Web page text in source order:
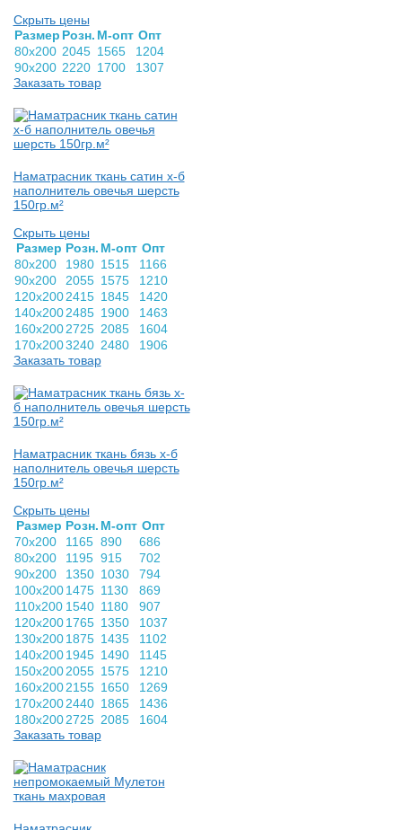
Скрыть цены
Раз­мер Розн. М-опт Опт
80х200 2045 1565
1204
90х200 2220 1700
1307
Заказать товар
Наматрасник ткань сатин х-б
наполнитель овечья шерсть
150гр.м²
Скрыть цены
Раз­мер Розн. М-опт Опт
80х200
1980 1515
1166
90х200
2055 1575
1210
120х200 2415 1845
1420
140х200 2485 1900
1463
160х200 2725 2085
1604
170х2003240 2480
1906
Заказать товар
Наматрасник ткань бязь х-б
наполнитель овечья шерсть
150гр.м²
Скрыть цены
Раз­мер Розн. М-опт Опт
70х200
1165 890
686
80х200
1195 915
702
90х200
1350 1030
794
100х200 1475 1130
869
110х200 1540 1180
907
120х200 1765 1350
1037
130х200 1875 1435
1102
140х200 1945 1490
1145
150х200 2055 1575
1210
160х200 2155 1650
1269
170х200 2440 1865
1436
180х200 2725 2085
1604
Заказать товар